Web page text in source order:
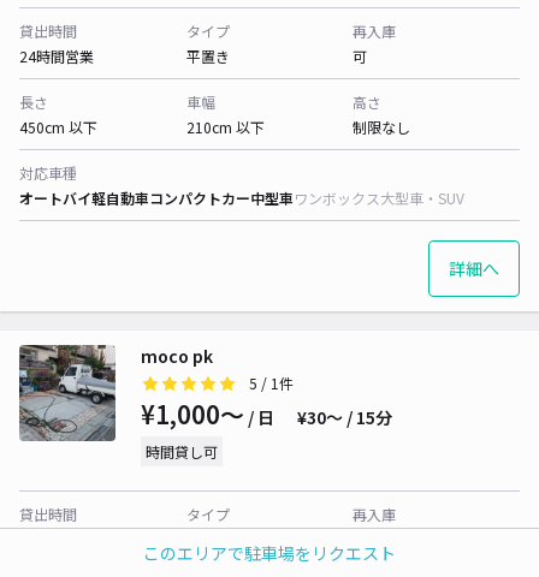
このエリアで駐車場をリクエスト
貸出時間
24時間営業
タイプ
平置き
再入庫
可
長さ
450cm 以下
車幅
210cm 以下
高さ
制限なし
対応車種
オートバイ軽自動車コンパクトカー中型車ワンボックス大型車・SUV
詳細へ
moco pk
5 / 1件
¥1,000〜 / 日 ¥30〜 / 15分
時間貸し可
貸出時間
タイプ
再入庫